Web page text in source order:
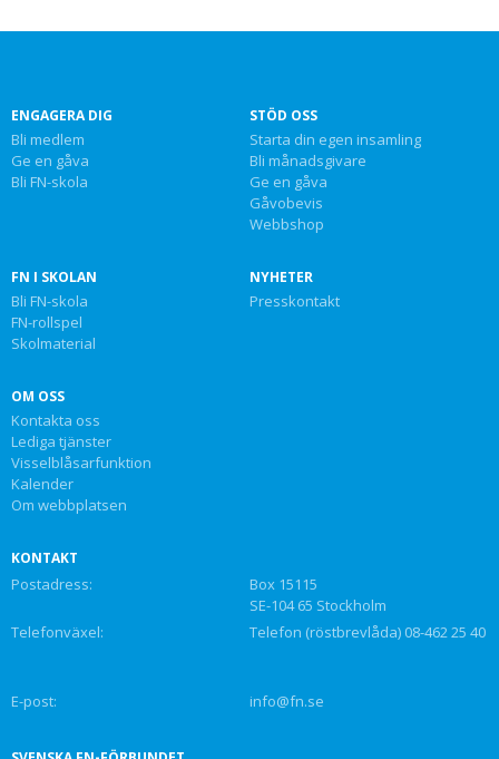
ENGAGERA DIG
Bli medlem
Ge en gåva
Bli FN-skola
STÖD OSS
Starta din egen insamling
Bli månadsgivare
Ge en gåva
Gåvobevis
Webbshop
FN I SKOLAN
Bli FN-skola
FN-rollspel
Skolmaterial
NYHETER
Presskontakt
OM OSS
Kontakta oss
Lediga tjänster
Visselblåsarfunktion
Kalender
Om webbplatsen
KONTAKT
Postadress:
Box 15115
SE-104 65 Stockholm
Telefonväxel:
Telefon (röstbrevlåda) 08-462 25 40
E-post: info@fn.se